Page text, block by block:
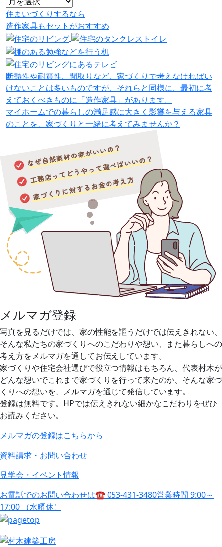
住まいづくりするなら
造作家具もセット がおすすめ
断熱性や耐震性、間取りなど、家づくりで考えなければい
けないことは多いものですが、それらと同様に、最初に考
えておくべきものに「造作家具」があります。
マイホームでの暮らしの満足感に大きく影響を与える家具
のことを、家づくりと一緒に考えてみませんか？
メルマガ登録
写真を見るだけでは、家の性能を謳うだけでは伝えきれない、
そんな私たちの家づくりへのこだわりや想い、また暮らしへの
考え方をメルマガを通してお伝えしています。
家づくりや住宅会社選びで役立つ情報はもちろん、代表村木が
どんな想いでこれまで家づくりを行って来たのか、そんな家づ
くりへの想いを、メルマガを通じて発信しています。
登録は無料です。HPでは伝えきれない細かなこだわりをぜひ
お読みください。
メルマガの登録はこちらから
資料請求・お問い合わせ
見学会・イベント情報
お電話でのお問い合わせは☎ 053-431-3480営業時間 9:00～
17:00 （水曜休）